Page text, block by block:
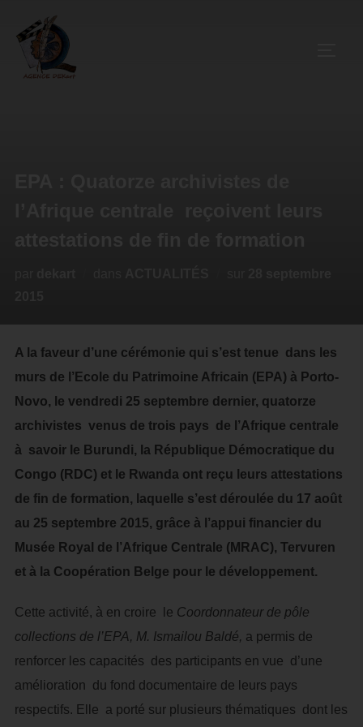
A la faveur d’une cérémonie qui s’est tenue dans les
murs de l’Ecole du Patrimoine Africain (EPA) à Porto-
Novo, le vendredi 25 septembre dernier, quatorze
archivistes venus de trois pays de l’Afrique centrale
à savoir le Burundi, la République Démocratique du
Congo (RDC) et le Rwanda ont reçu leurs attestations
de fin de formation, laquelle s’est déroulée du 17 août
au 25 septembre 2015, grâce à l’appui financier du
Musée Royal de l’Afrique Centrale (MRAC), Tervuren
et à la Coopération Belge pour le développement.
Cette activité, à en croire le Coordonnateur de pôle
collections de l’EPA, M. Ismailou Baldé, a permis de
renforcer les capacités des participants en vue d’une
amélioration du fond documentaire de leurs pays
respectifs. Elle a porté sur plusieurs thématiques dont les